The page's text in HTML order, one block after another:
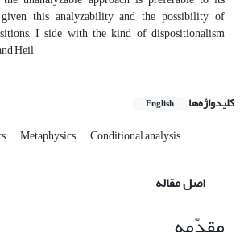
this analyzability and the possibility of
I side with the kind of dispositionalism
Heil
کلیدواژه‌ها English
Metaphysics Conditional analysis
اصل مقاله